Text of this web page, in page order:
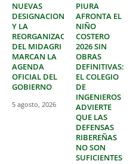
NUEVAS
DESIGNACIONES
Y LA
REORGANIZACIÓN
DEL MIDAGRI
MARCAN LA
AGENDA
OFICIAL DEL
GOBIERNO
5 agosto, 2026
PIURA
AFRONTA EL
NIÑO
COSTERO
2026 SIN
OBRAS
DEFINITIVAS:
EL COLEGIO
DE
INGENIEROS
ADVIERTE
QUE LAS
DEFENSAS
RIBEREÑAS
NO SON
SUFICIENTES